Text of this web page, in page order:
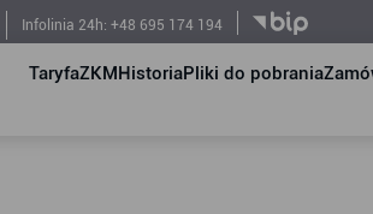
Infolinia 24h: +48 695 174 194
TaryfaZKMHistoriaPliki do pobrania